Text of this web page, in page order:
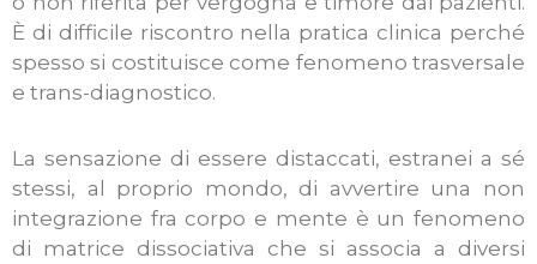
È di difficile riscontro nella pratica clinica perché
spesso si costituisce come fenomeno trasversale
e trans-diagnostico.
La sensazione di essere distaccati, estranei a sé
stessi, al proprio mondo, di avvertire una non
integrazione fra corpo e mente è un fenomeno
di matrice dissociativa che si associa a diversi